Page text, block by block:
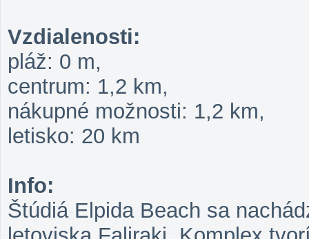
Vzdialenosti:
pláž: 0 m,
centrum: 1,2 km,
nákupné možnosti: 1,2 km,
letisko: 20 km
Info:
Štúdiá Elpida Beach sa